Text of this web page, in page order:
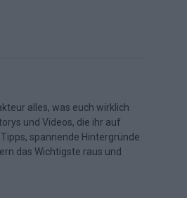
alles, was euch wirklich
und Videos, die ihr auf
spannende Hintergründe
das Wichtigste raus und